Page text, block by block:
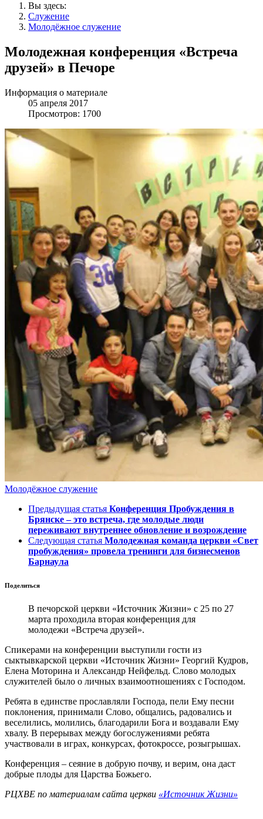
Вы здесь:
Служение
Молодёжное служение
Молодежная конференция «Встреча
друзей» в Печоре
Информация о материале
05 апреля 2017
Просмотров: 1700
Молодёжное служение
Предыдущая статья Конференция Пробуждения в
Брянске – это встреча, где молодые люди
переживают внутреннее обновление и возрождение
Следующая статья Молодежная команда церкви «Свет
пробуждения» провела тренинги для бизнесменов
Барнаула
Поделиться
В печорской церкви «Источник Жизни» с 25 по 27
марта проходила вторая конференция для
молодежи «Встреча друзей».
Спикерами на конференции выступили гости из
сыктывкарской церкви «Источник Жизни» Георгий Кудров,
Елена Моторина и Александр Нейфельд. Слово молодых
служителей было о личных взаимоотношениях с Господом.
Ребята в единстве прославляли Господа, пели Ему песни
поклонения, принимали Слово, общались, радовались и
веселились, молились, благодарили Бога и воздавали Ему
хвалу. В перерывах между богослужениями ребята
участвовали в играх, конкурсах, фотокроссе, розыгрышах.
Конференция – сеяние в добрую почву, и верим, она даст
добрые плоды для Царства Божьего.
РЦХВЕ по материалам сайта церкви «Источник Жизни»